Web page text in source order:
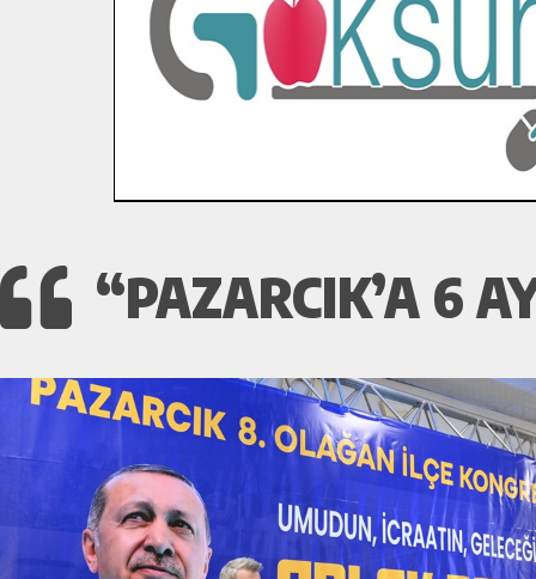
Bertiz’in Yeni Köprüsünde Sona Doğru.
“PAZARCIK’A 6